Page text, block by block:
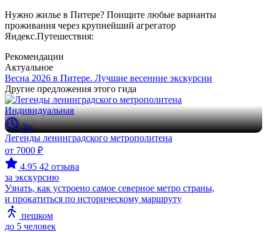
Нужно жилье в Питере? Поищите любые варианты
проживания через крупнейший агрегатор
Яндекс.Путешествия:
Рекомендации
Актуальное
Весна 2026 в Питере. Лучшие весенние экскурсии
Другие предложения этого гида
Индивидуальная
2ч
Легенды ленинградского метрополитена
от 7000 ₽
4.95 42 отзыва
за экскурсию
Узнать, как устроено самое северное метро страны,
и прокатиться по историческому маршруту
пешком
до 5 человек